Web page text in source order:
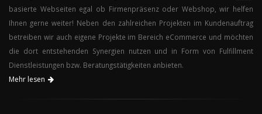
basierte Webseiten egal ob Firmenpräsenz oder Webshop, wir helfen
Ihnen gerne weiter! Neben den zahlreichen Projekten im Kundenauftrag
betreiben wir auch eigene Projekte im Bereich eCommerce und möchten
die dort entstehenden Synergien nutzen und in Form von Fulfillment
Dienstleistungen bzw. Beratungstätigkeiten anbieten.
Mehr lesen